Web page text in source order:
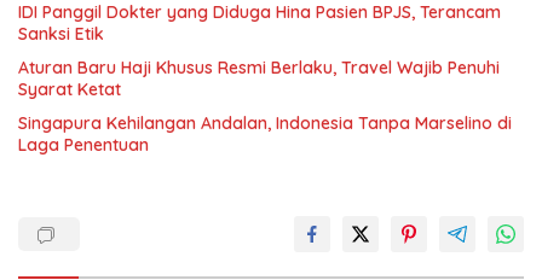
IDI Panggil Dokter yang Diduga Hina Pasien BPJS, Terancam
Sanksi Etik
Aturan Baru Haji Khusus Resmi Berlaku, Travel Wajib Penuhi
Syarat Ketat
Singapura Kehilangan Andalan, Indonesia Tanpa Marselino di
Laga Penentuan